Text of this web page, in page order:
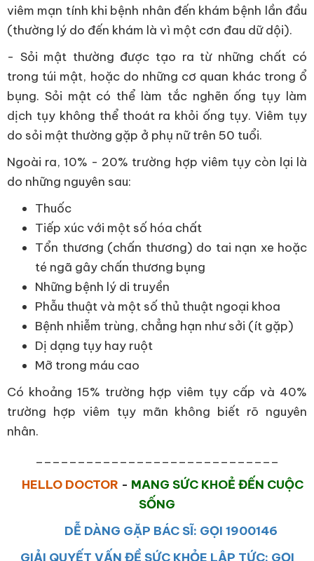
viêm mạn tính khi bệnh nhân đến khám bệnh lần đầu
(thường lý do đến khám là vì một cơn đau dữ dội).
- Sỏi mật thường được tạo ra từ những chất có
trong túi mật, hoặc do những cơ quan khác trong ổ
bụng. Sỏi mật có thể làm tắc nghẽn ống tụy làm
dịch tụy không thể thoát ra khỏi ống tụy. Viêm tụy
do sỏi mật thường gặp ở phụ nữ trên 50 tuổi.
Ngoài ra, 10% - 20% trường hợp viêm tụy còn lại là
do những nguyên sau:
Thuốc
Tiếp xúc với một số hóa chất
Tổn thương (chấn thương) do tai nạn xe hoặc
té ngã gây chấn thương bụng
Những bệnh lý di truyền
Phẫu thuật và một số thủ thuật ngoại khoa
Bệnh nhiễm trùng, chẳng hạn như sởi (ít gặp)
Dị dạng tụy hay ruột
Mỡ trong máu cao
Có khoảng 15% trường hợp viêm tụy cấp và 40%
trường hợp viêm tụy mãn không biết rõ nguyên
nhân.
HELLO DOCTOR - MANG SỨC KHOẺ ĐẾN CUỘC
SỐNG
DỄ DÀNG GẶP BÁC SĨ: GỌI 1900146
GIẢI QUYẾT VẤN ĐỀ SỨC KHỎE LẬP TỨC: GỌI